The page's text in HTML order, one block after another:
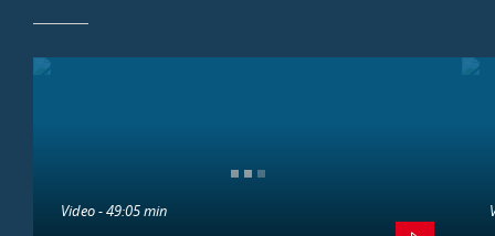
Video - 49:05 min